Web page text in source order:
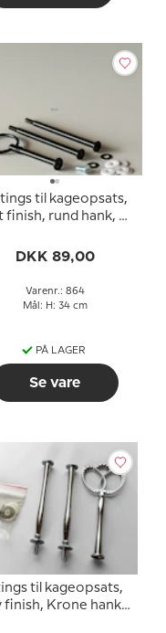
til kageopsats,
finish, rund hank, 2-
DKK 89,00
Varenr.: 864
Mål: H: 34 cm
PÅ LAGER
Se vare
til kageopsats,
finish, Krone hank,